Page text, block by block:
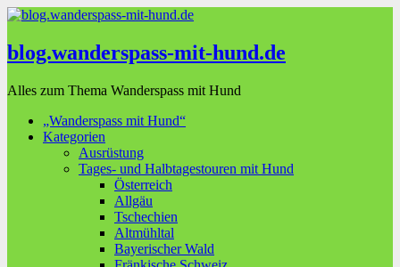
blog.wanderspass-mit-hund.de
Alles zum Thema Wanderspass mit Hund
„Wanderspass mit Hund“
Kategorien
Ausrüstung
Tages- und Halbtagestouren mit Hund
Österreich
Allgäu
Tschechien
Altmühltal
Bayerischer Wald